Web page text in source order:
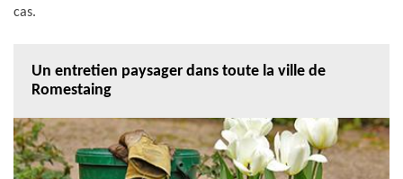
cas.
Un entretien paysager dans toute la ville de
Romestaing